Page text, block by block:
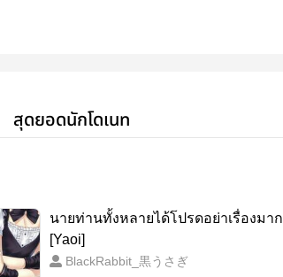
สุดยอดนักโดเนท
นายท่านทั้งหลายได้โปรดอย่าเรื่องมาก
[Yaoi]
BlackRabbit_黒うさぎ